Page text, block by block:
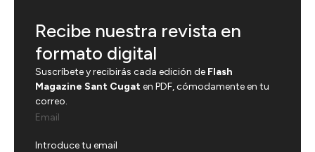
Recibe nuestra revista en
formato digital
Suscríbete y recibirás cada edición de Flash
Magazine Sant Cugaten PDF, cómodamente en tu
correo.
Email